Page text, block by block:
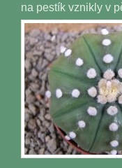
na pestík vznikly v